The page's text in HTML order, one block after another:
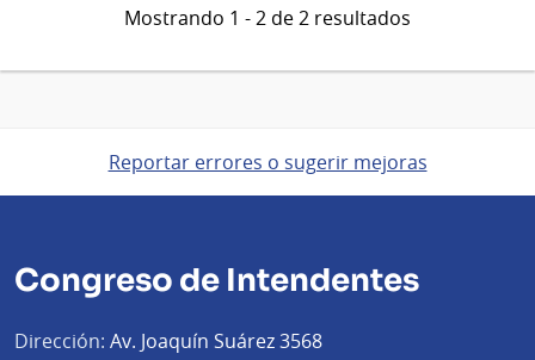
Mostrando 1 - 2 de 2 resultados
Reportar errores o sugerir mejoras
Congreso de Intendentes
Dirección: Av. Joaquín Suárez 3568